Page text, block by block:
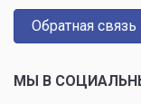
Обратная связь
МЫ В